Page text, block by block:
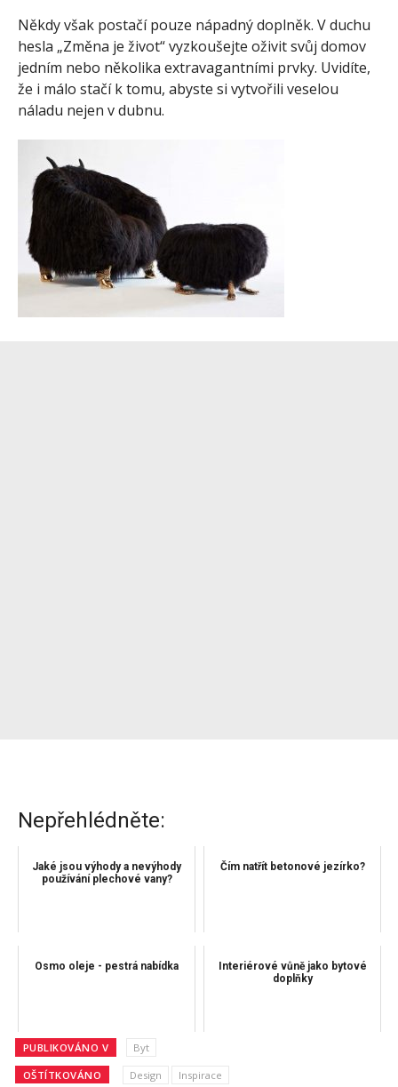
Někdy však postačí pouze nápadný doplněk. V duchu
hesla „Změna je život“ vyzkoušejte oživit svůj domov
jedním nebo několika extravagantními prvky. Uvidíte,
že i málo stačí k tomu, abyste si vytvořili veselou
náladu nejen v dubnu.
Nepřehlédněte:
Jaké jsou výhody a nevýhody
používání plechové vany?
Čím natřít betonové jezírko?
Osmo oleje - pestrá nabídka
Interiérové ​​vůně jako bytové
doplňky
PUBLIKOVÁNO V Byt
OŠTÍTKOVÁNO Design Inspirace